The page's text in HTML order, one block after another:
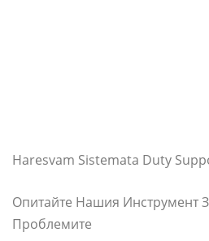
Haresvam Sistemata Duty
Опитайте Нашия Инструмент
Проблемите